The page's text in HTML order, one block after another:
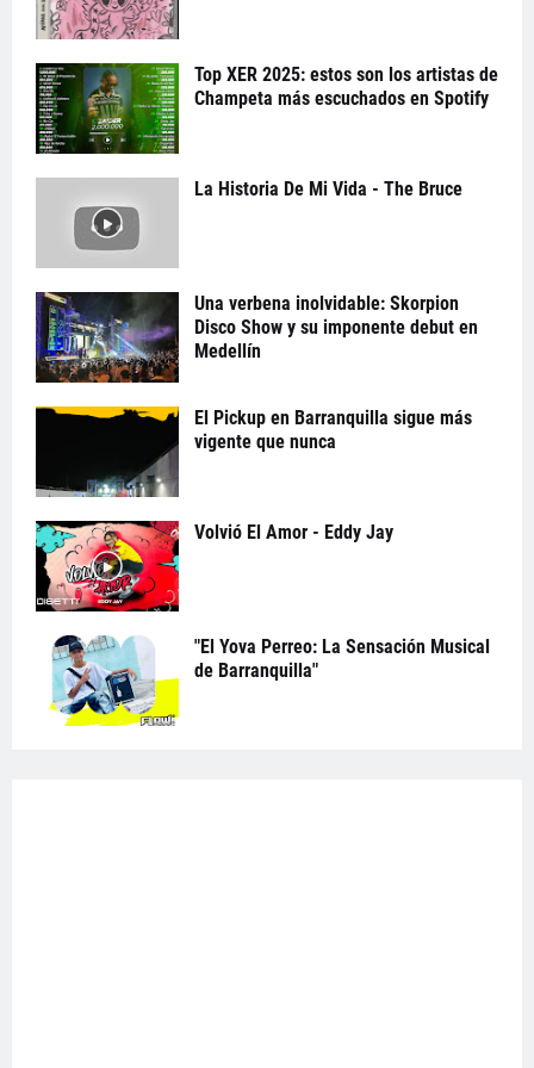
Top XER 2025: estos son los artistas de
Champeta más escuchados en Spotify
La Historia De Mi Vida - The Bruce
Una verbena inolvidable: Skorpion
Disco Show y su imponente debut en
Medellín
El Pickup en Barranquilla sigue más
vigente que nunca
Volvió El Amor - Eddy Jay
"El Yova Perreo: La Sensación Musical
de Barranquilla"